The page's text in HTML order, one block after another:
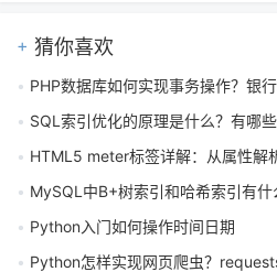
猜你喜欢
PHP数据库如何实现事务操作？银
SQL索引优化的原理是什么？有哪
HTML5 meter标签详解：从属性解
MySQL中B+树索引和哈希索引有什么
Python入门如何操作时间日期
Python怎样实现网页爬虫？